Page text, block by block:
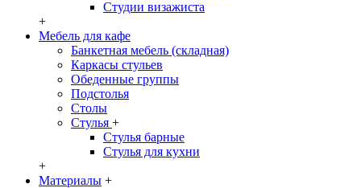
Студии визажиста
+
Мебель для кафе
Банкетная мебель (складная)
Каркасы стульев
Обеденные группы
Подстолья
Столы
Стулья +
Стулья барные
Стулья для кухни
+
Материалы +